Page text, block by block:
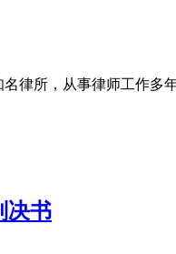
律所，从事律师工作多
决书